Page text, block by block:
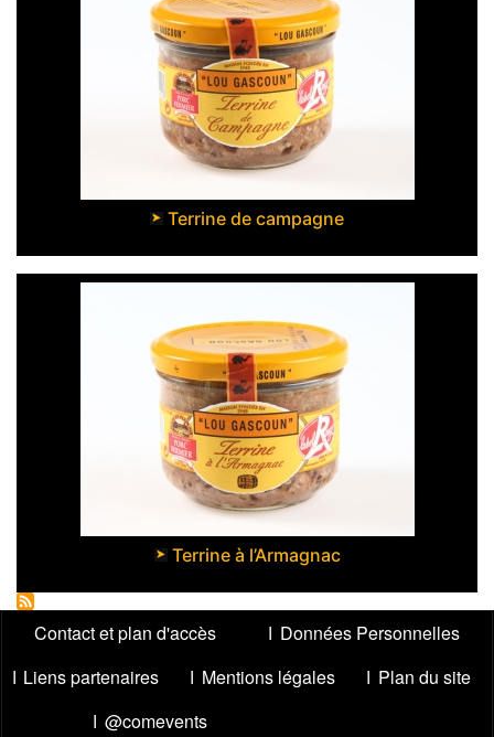
Terrine de campagne
Terrine à l’Armagnac
Menu
de
Contact et plan d'accès
Données Personnelles
Liens partenaires
Mentions légales
Plan du site
@comevents